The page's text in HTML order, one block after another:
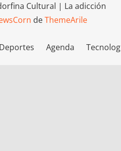
Cultural | La adicción
deThemeArile
Deportes Agenda